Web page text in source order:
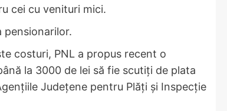
cei cu venituri mici.
pensionarilor.
costuri, PNL a propus recent o
la 3000 de lei să fie scutiți de plata
Județene pentru Plăți și Inspecție